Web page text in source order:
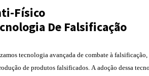
Físico
De Falsificação
tecnologia avançada de combate à
de produtos falsificados. A adoção dessa